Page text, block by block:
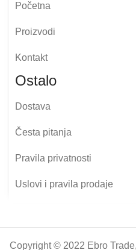
Početna
Proizvodi
Kontakt
Ostalo
Dostava
Česta pitanja
Pravila privatnosti
Uslovi i pravila prodaje
Copyright © 2022 Ebro